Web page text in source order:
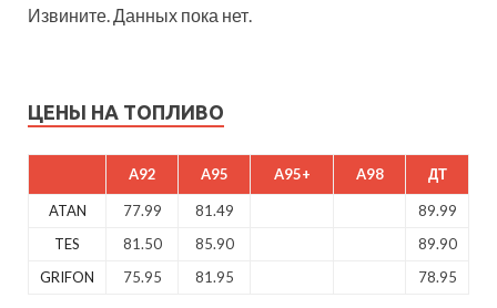
Извините. Данных пока нет.
ЦЕНЫ НА ТОПЛИВО
A92 A95 A95+ A98 ДТ
ATAN 77.99 81.49
89.99
TES
81.50 85.90
89.90
GRIFON
75.95 81.95 78.95